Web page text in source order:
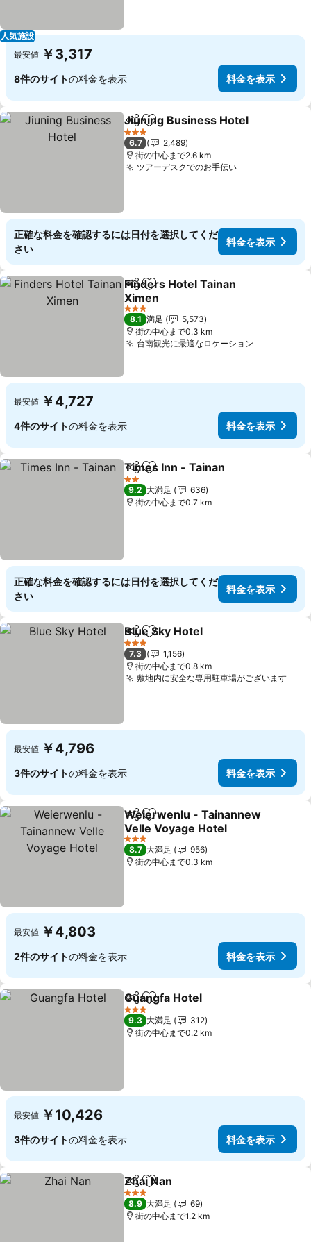
人気施設
最安値 ￥3,317
8件のサイトの料金を表示 料金を表示
シェアお気に入りに追加
Jiuning Business Hotel
3 ホテルのランク
6.7
2,489
街の中心まで2.6 km
ツアーデスクでのお手伝い料金を表示
正確な料金を確認するには日付を選択してくだ
さい
料金を表示
シェアお気に入りに追加
Finders Hotel Tainan
Ximen
料金を表示
3 ホテルのランク
8.1 満足
5,573
街の中心まで0.3 km
台南観光に最適なロケーション
最安値 ￥4,727
4件のサイトの料金を表示 料金を表示
シェアお気に入りに追加
Times Inn - Tainan
2 ホテルのランク
9.2 大満足
636
街の中心まで0.7 km
正確な料金を確認するには日付を選択してくだ
さい
料金を表示
シェアお気に入りに追加
Blue Sky Hotel
3 ホテルのランク
7.3
1,156
街の中心まで0.8 km
敷地内に安全な専用駐車場がございます料金
最安値 ￥4,796
3件のサイトの料金を表示 料金を表示
シェアお気に入りに追加
Weierwenlu - Tainannew
Velle Voyage Hotel
料金を表示
3 ホテルのランク
8.7 大満足
956
街の中心まで0.3 km
最安値 ￥4,803
2件のサイトの料金を表示 料金を表示
シェアお気に入りに追加
Guangfa Hotel
3 ホテルのランク
9.3 大満足
312
街の中心まで0.2 km
最安値 ￥10,426
3件のサイトの料金を表示 料金を表示
シェアお気に入りに追加
Zhai Nan
3 ホテルのランク
8.9 大満足
69
街の中心まで1.2 km